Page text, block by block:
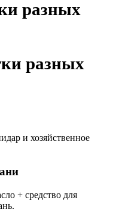
разных
и хозяйственное
+ средство для